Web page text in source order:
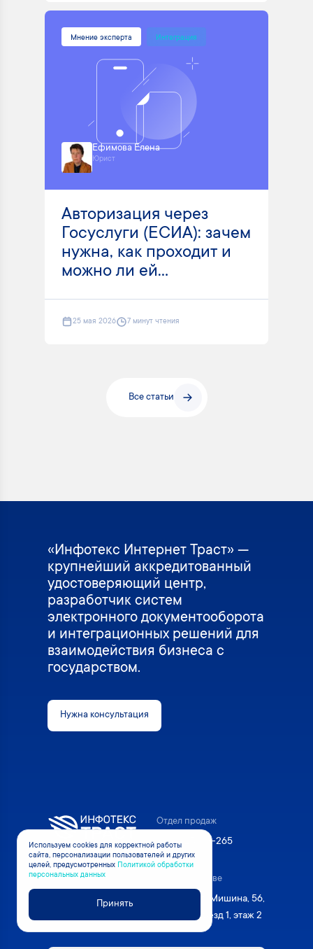
Мнение эксперта Интеграция
Ефимова Елена
Юрист
Авторизация через
Госуслуги (ЕСИА): зачем
нужна, как проходит и
можно ли ей...
25 мая 2026 7 минут чтения
Все статьи
«Инфотекс Интернет Траст» —
крупнейший аккредитованный
удостоверяющий центр,
разработчик систем
электронного документооборота
и интеграционных решений для
взаимодействия бизнеса с
государством.
Нужна консультация
Отдел продаж
8 800 250-8-265
Техподдержка
8 800 250-0-265
Офис в Москве
Москва, ул. Мишина, 56,
стр. 2, подъезд 1, этаж 2
Используем cookies для корректной работы
сайта, персонализации пользователей и других
целей, предусмотренных Политикой обработки
персональных данных
Принять